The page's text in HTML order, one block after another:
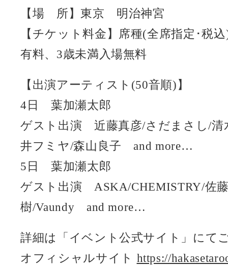
【場 所】東京 明治神宮
【チケット料金】席種(全席指定･
有料、3歳未満入場無料
【出演アーティスト(50音順)】
4日 葉加瀬太郎
ゲスト出演 近藤真彦/さだまさし/清
井フミヤ/森山良子 and more…
5日 葉加瀬太郎
ゲスト出演 ASKA/CHEMISTRY/佐
樹/Vaundy and more…
詳細は「イベント公式サイト」にて
オフィシャルサイト https://